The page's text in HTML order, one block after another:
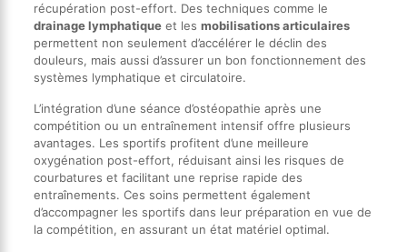
récupération post-effort. Des techniques comme le
drainage lymphatiqueet les mobilisations articulaires
permettent non seulement d’accélérer le déclin des
douleurs, mais aussi d’assurer un bon fonctionnement des
systèmes lymphatique et circulatoire.
L’intégration d’une séance d’ostéopathie après une
compétition ou un entraînement intensif offre plusieurs
avantages. Les sportifs profitent d’une meilleure
oxygénation post-effort, réduisant ainsi les risques de
courbatures et facilitant une reprise rapide des
entraînements. Ces soins permettent également
d’accompagner les sportifs dans leur préparation en vue de
la compétition, en assurant un état matériel optimal.